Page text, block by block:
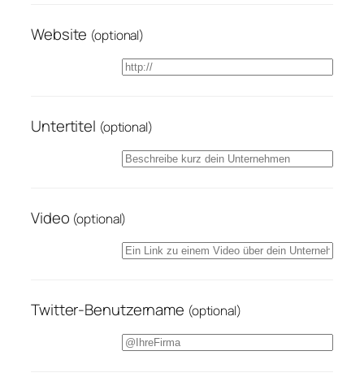
Website (optional)
Untertitel (optional)
Video (optional)
Twitter-Benutzername (optional)